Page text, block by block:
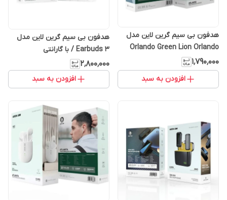
هدفون بی سیم گرین لاین مدل
Orlando Green Lion Orlando
۶ ماهه
۱٬۷۹۰٬۰۰۰
افزودن به سبد
هدفون بی سیم گرین لاین مدل
Earbuds 3 / با گارانتی
۲٬۸۰۰٬۰۰۰
افزودن به سبد